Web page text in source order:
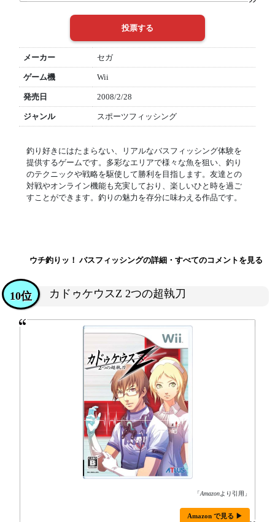
メーカー セガ
ゲーム機 Wii
発売日 2008/2/28
ジャンル スポーツフィッシング
釣り好きにはたまらない、リアルなバスフィッシング体験を
提供するゲームです。多彩なエリアで様々な魚を狙い、釣り
のテクニックや戦略を駆使して勝利を目指します。友達との
対戦やオンライン機能も充実しており、楽しいひと時を過ご
すことができます。釣りの魅力を存分に味わえる作品です。
ウチ釣りッ！ バスフィッシングの詳細・すべてのコメントを見る
カドゥケウスZ 2つの超執刀
10位
「Amazonより引用」
Amazon で見る ▶